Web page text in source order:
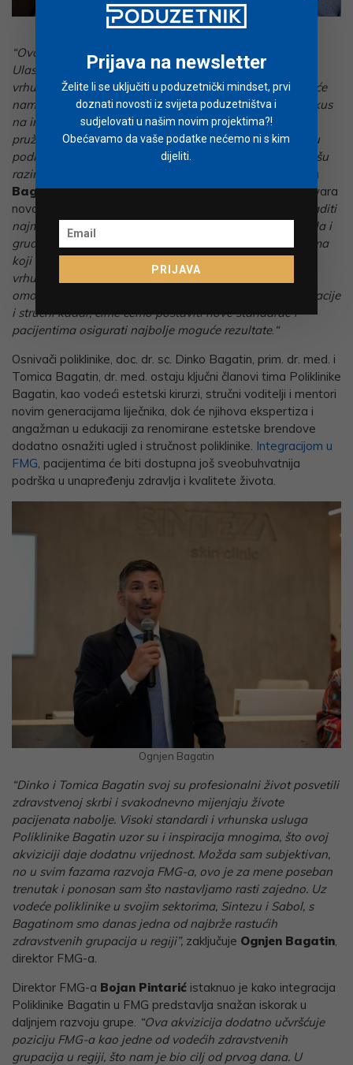
Poliklinika Bagatin Zagreb
“Ovo je veliki iskorak za Polikliniku Bagatin i naš tim.
Ulaskom u Futura Medical Group povezujemo se s
vrhunskim medicinskim ustanovama i stručnjacima, što će
nam omogućiti dodatni razvoj naših usluga i još veći fokus
na inovacije u medicinskoj estetici. Naš cilj je uvijek bio
pružiti pacijentima vrhunsku uslugu, a kroz ovu sinergiju
podižemo standarde medicinsko-estetske skrbi na još višu
razinu – ne samo u regiji, već i šire”
Tomica
Bagatin, dok je dr.Dinko Bagatinustvrdio kako se otvara
novo poglavlje u razvoju kirurških usluga:
“Naš cilj je izgraditi
najmoderniji centar za estetsko kirurško oblikovanje tijela i
grudi u kojem će pacijenti imati pristup iskusnim kirurzima
koji koriste najmodernije provjerene metode koje daju
vrhunske rezultate. Sinergija s Futura Medical Grupom
omogućit će nam dodatna ulaganja u tehnologiju, edukacije
i stručni kadar, čime ćemo postaviti nove standarde i
pacijentima osigurati najbolje moguće rezultate. “
Osnivači poliklinike, doc. dr. sc. Dinko Bagatin, prim. dr. med. i
Tomica Bagatin, dr. med. ostaju ključni članovi tima Poliklinike
Bagatin, kao vodeći estetski kirurzi, stručni voditelji i mentori
novim generacijama liječnika, dok će njihova ekspertiza i
angažman u edukaciji za renomirane estetske brendove
dodatno osnažiti ugled i stručnost poliklinike. Integracijom u
FMG , pacijentima će biti dostupna još sveobuhvatnija
podrška u unapređenju zdravlja i kvalitete života.
Ognjen Bagatin
“Dinko i Tomica Bagatin svoj su profesionalni život posvetili
zdravstvenoj skrbi i svakodnevno mijenjaju živote
pacijenata nabolje. Visoki standardi i vrhunska usluga
Poliklinike Bagatin uzor su i inspiracija mnogima, što ovoj
akviziciji daje dodatnu vrijednost. Možda sam subjektivan,
no u svim fazama razvoja FMG-a, ovo je za mene poseban
trenutak i ponosan sam što nastavljamo rasti zajedno. Uz
vodeće poliklinike u svojim sektorima, Sintezu i Sabol, s
Bagatinom smo danas jedna od najbrže rastućih
zdravstvenih grupacija u regiji”, zaključuje Ognjen Bagatin
direktor FMG-a.
Direktor FMG-a Bojan Pintarić istaknuo je kako integracija
Poliklinike Bagatin u FMG predstavlja snažan iskorak u
daljnjem razvoju grupe. “Ova akvizicija dodatno učvršćuje
poziciju FMG-a kao jedne od vodećih zdravstvenih
grupacija u regiji, što nam je bio cilj od prvog dana. U
Prijava na newsletter
Želite li se uključiti u poduzetnički mindset, prvi
doznati novosti iz svijeta poduzetništva i
sudjelovati u našim novim projektima?!
Obećavamo da vaše podatke nećemo ni s kim
dijeliti.
PRIJAVA